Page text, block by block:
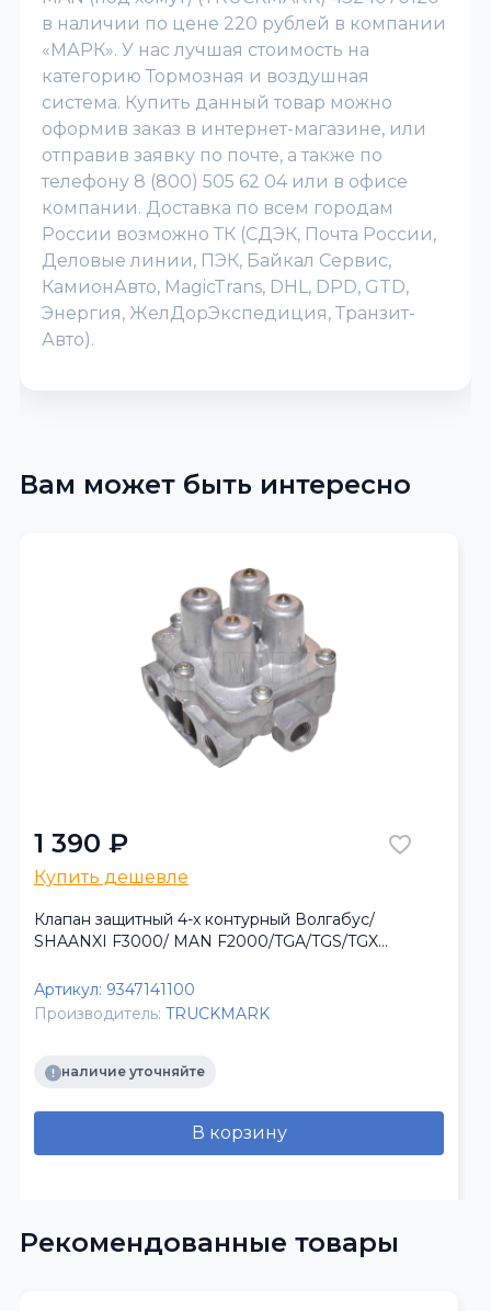
в наличии по цене 220 рублей в компании
«МАРК». У нас лучшая стоимость на
категорию Тормозная и воздушная
система. Купить данный товар можно
оформив заказ в интернет-магазине, или
отправив заявку по почте, а также по
телефону 8 (800) 505 62 04 или в офисе
компании. Доставка по всем городам
России возможно ТК (СДЭК, Почта России,
Деловые линии, ПЭК, Байкал Сервис,
КамионАвто, MagicTrans, DHL, DPD, GTD,
Энергия, ЖелДорЭкспедиция, Транзит-
Авто).
Вам может быть интересно
1 390 ₽
Купить дешевле
Клапан защитный 4-х контурный Волгабус/
SHAANXI F3000/ MAN F2000/TGA/TGS/TGX
Артикул: 9347141100
Производитель: TRUCKMARK
наличие уточняйте
В корзину
Рекомендованные товары